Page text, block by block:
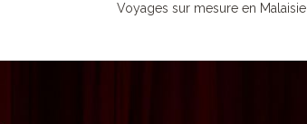
Voyages sur mesure en Malaisie